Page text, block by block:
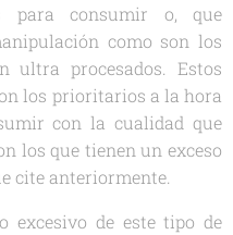
para consumir o, que
como son los
ultra procesados. Estos
los prioritarios a la hora
con la cualidad que
los que tienen un exceso
cite anteriormente.
excesivo de este tipo de